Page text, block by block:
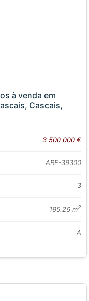
à venda em
Cascais,
3 500 000 €
ARE-39300
3
195.26 m2
A